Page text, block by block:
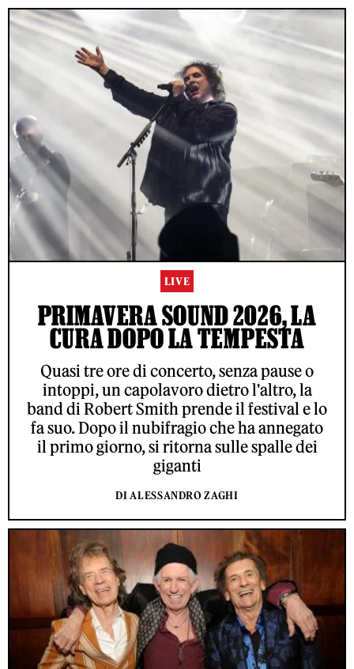
LIVE
PRIMAVERA SOUND 2026, LA
CURA DOPO LA TEMPESTA
Quasi tre ore di concerto, senza pause o
intoppi, un capolavoro dietro l'altro, la
band di Robert Smith prende il festival e lo
fa suo. Dopo il nubifragio che ha annegato
il primo giorno, si ritorna sulle spalle dei
giganti
DI ALESSANDRO ZAGHI